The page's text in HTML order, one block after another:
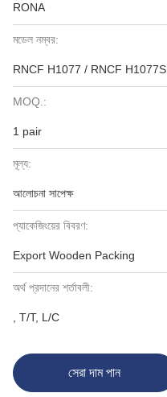
RONA
মডেল নম্বর:
RNCF H1077 / RNCF H1077S
MOQ.:
1 pair
মূল্য:
আলোচনা সাপেক্ষ
প্যাকেজিংয়ের বিবরণ:
Export Wooden Packing
অর্থ প্রদানের শর্তাবলী:
, T/T, L/C
সেরা দাম পান